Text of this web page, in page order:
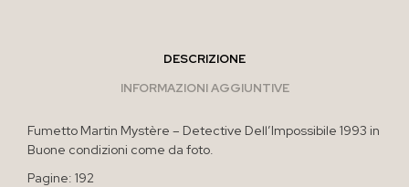
DESCRIZIONE
INFORMAZIONI AGGIUNTIVE
Fumetto Martin Mystère – Detective Dell’Impossibile 1993 in
Buone condizioni come da foto.
Pagine: 192